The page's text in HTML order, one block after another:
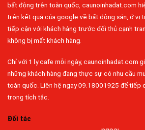
bất động trên toàn quốc, caunoinhadat.com
trên kết quả của google về bất động sản, ở vị
tiếp cận với khách hàng trước đối thủ cạnh
không bị mất khách hàng.
Chỉ với 1 ly cafe mỗi ngày, caunoinhadat.com
những khách hàng đang thực sự có nhu cầu
toàn quốc. Liên hệ ngay 09.18001925 để tiếp
trong tích tắc.
Đối tác
Đa dạng màu sắc cửa nhôm – Tối ưu
Cửa nhôm chống gió mưa – Hiên